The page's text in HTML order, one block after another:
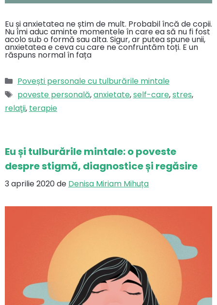
Eu și anxietatea ne știm de mult. Probabil încă de copii.
Nu îmi aduc aminte momentele în care ea să nu fi fost
acolo sub o formă sau alta. Sigur, ar putea spune unii,
anxietatea e ceva cu care ne confruntăm toți. E un
răspuns normal în fața
Categorii
Povești personale cu tulburările mintale
Etichete
poveste personală,anxietate,self-care,stres,
relaţii, terapie
Eu și tulburările mintale: o poveste
despre stigmă, diagnostice și regăsire
3 aprilie 2020de Denisa Miriam Mihuța